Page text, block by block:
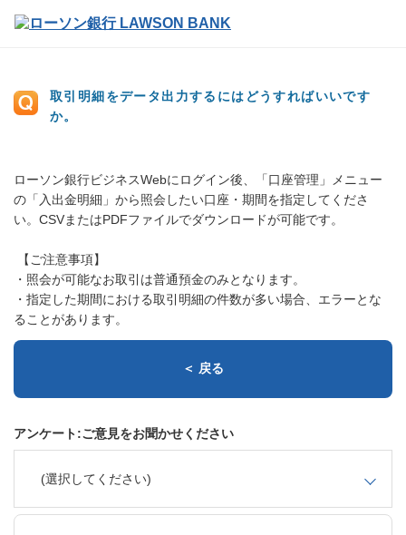
取引明細をデータ出力するにはどうすればいいです
か。
ローソン銀行ビジネスWebにログイン後、「口座管理」メニュー
の「入出金明細」から照会したい口座・期間を指定してくださ
い。CSVまたはPDFファイルでダウンロードが可能です。
【ご注意事項】
・照会が可能なお取引は普通預金のみとなります。
・指定した期間における取引明細の件数が多い場合、エラーとな
ることがあります。
＜ 戻る
アンケート:ご意見をお聞かせください
(選択してください)